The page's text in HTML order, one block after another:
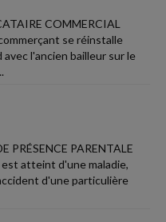
COMMERCIAL
se réinstalle
l'ancien bailleur sur le
PRÉSENCE PARENTALE
atteint d'une maladie,
d'une particulière